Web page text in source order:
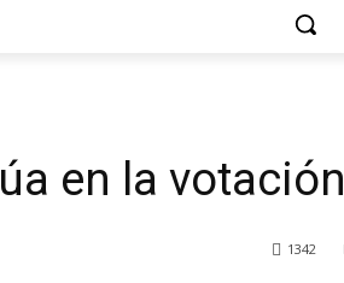
en la votación
1342